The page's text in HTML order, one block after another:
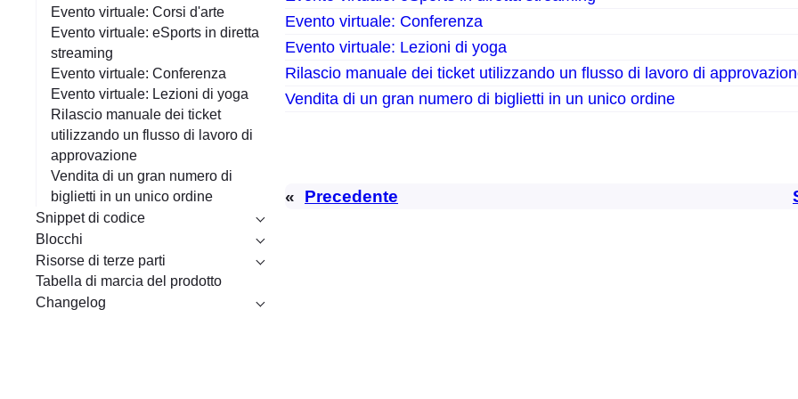
Evento virtuale: Corsi d'arte
Evento virtuale: eSports in diretta
streaming
Evento virtuale: Conferenza
Evento virtuale: Lezioni di yoga
Rilascio manuale dei ticket
utilizzando un flusso di lavoro di
approvazione
Vendita di un gran numero di
biglietti in un unico ordine
Snippet di codice
Blocchi
Risorse di terze parti
Tabella di marcia del prodotto
Changelog
Evento virtuale: Conferenza
Evento virtuale: Lezioni di yoga
Rilascio manuale dei ticket utilizzando un flusso di lavoro di
Vendita di un gran numero di biglietti in un unico ordine
« Precedente